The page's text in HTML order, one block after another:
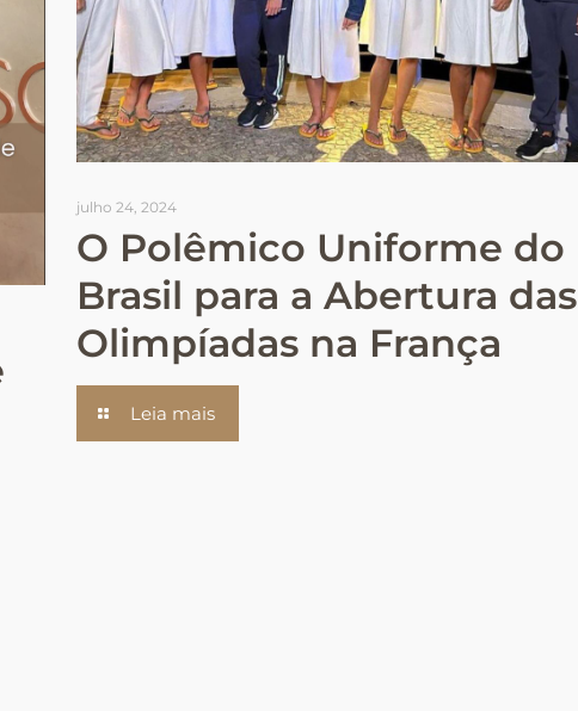
julho 24, 2024
O Polêmico Uniforme do
Brasil para a Abertura das
Olimpíadas na França
Leia mais